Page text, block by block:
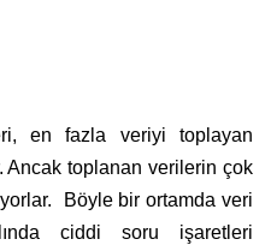
en fazla veriyi toplayan
Ancak toplanan verilerin çok
Böyle bir ortamda veri
ciddi soru işaretleri